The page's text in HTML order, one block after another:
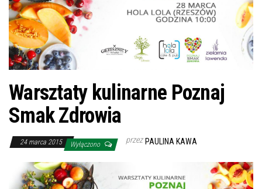
Warsztaty kulinarne Poznaj
Smak Zdrowia
24 marca 2015 Wyłączono przez PAULINA KAWA